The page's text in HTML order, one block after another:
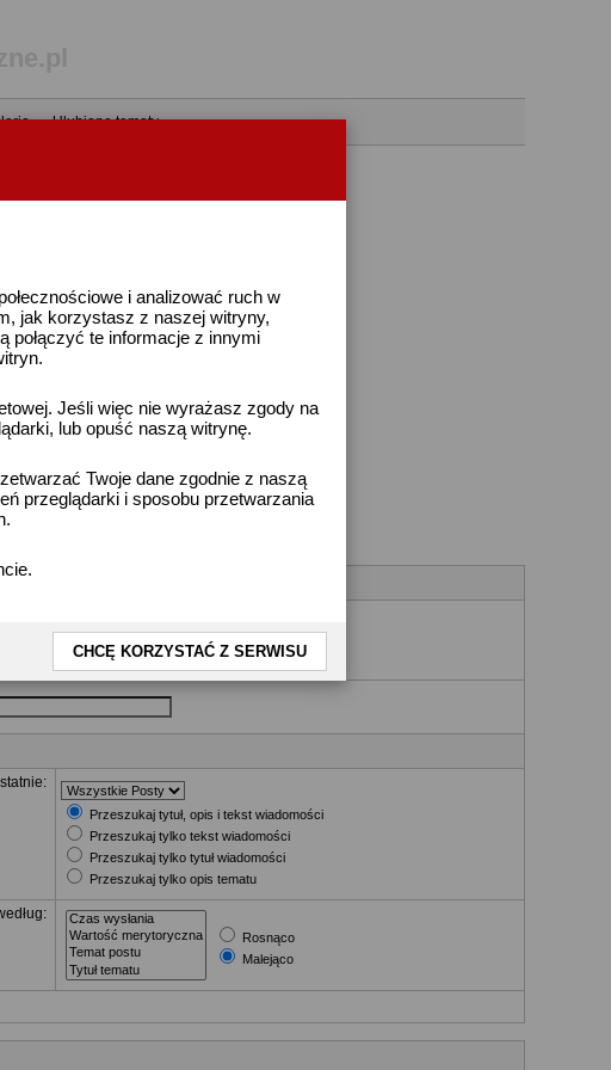
i analizować ruch w
jak korzystasz z naszej witryny,
połączyć te informacje z innymi
Jeśli więc nie wyrażasz zgody na
lub opuść naszą witrynę.
Twoje dane zgodnie z naszą
przeglądarki i sposobu przetwarzania
CHCĘ KORZYSTAĆ Z SERWISU
• Ulubione tematy
Przeszukaj tytuł, opis i tekst wiadomości
Przeszukaj tylko tekst wiadomości
Przeszukaj tylko tytuł wiadomości
Przeszukaj tylko opis tematu
Rosnąco
Malejąco